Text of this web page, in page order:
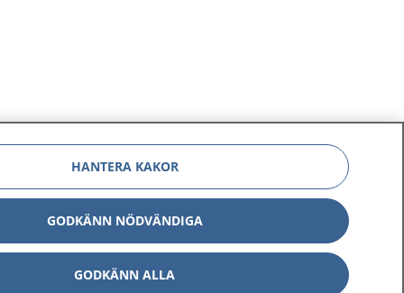
HANTERA KAKOR
GODKÄNN NÖDVÄNDIGA
GODKÄNN ALLA